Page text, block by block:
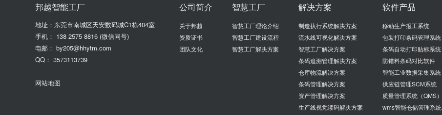
邦越智能工厂
地址：东莞市南城区天安数码城C1栋404室
手机： 138 2575 8816 (微信同号)
电邮： by205@hhytm.com
QQ： 3573113739
网站地图
公司简介
关于邦越
资质证书
团队文化
智慧工厂
智慧工厂理论介绍
智慧工厂建设流程
智慧工厂解决方案
解决方案
制造执行系统解决方案
流水线可视化解决方案
智慧工厂解决方案
条码追溯管理解决方案
仓库物流解决方案
条码管理解决方案
资产管理解决方案
生产线视觉读码解决方案
软件产品
移动生产报工系统
包装打印条码管理系统
条码自动打印贴标系统
防错料条码对比软件
智能工业数据采集系统
供应链管理SCM系统
质量管理系统（QMS）
wms智能仓储管理系统